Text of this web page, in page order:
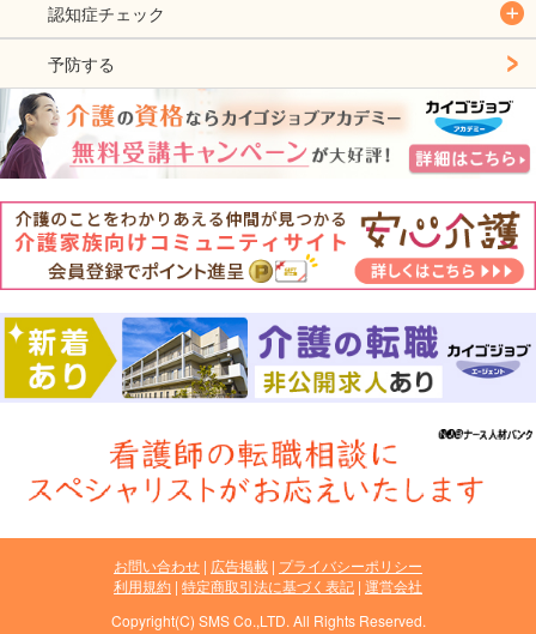
認知症チェック
予防する
お問い合わせ 広告掲載 プライバシーポリシー
利用規約 特定商取引法に基づく表記 運営会社
Copyright(C) SMS Co.,LTD. All Rights Reserved.